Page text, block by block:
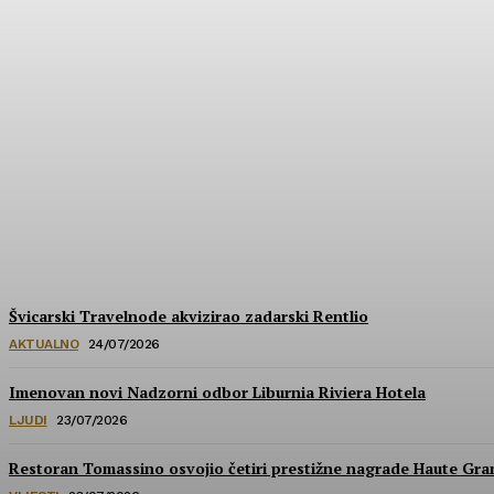
Švicarski Travelnode akvizirao zadarski Rentlio
AKTUALNO 24/07/2026
Imenovan novi Nadzorni odbor Liburnia Riviera Hotela
LJUDI 23/07/2026
Restoran Tomassino osvojio četiri prestižne nagrade Haute